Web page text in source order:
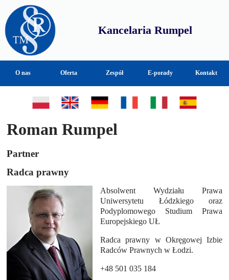
Kancelaria Rumpel
O nas Oferta Zespół E-porady Kontakt
Roman Rumpel
Partner
Radca prawny
Absolwent Wydziału Prawa
Uniwersytetu Łódzkiego oraz
Podyplomowego Studium Prawa
Europejskiego UŁ
Radca prawny w Okręgowej Izbie
Radców Prawnych w Łodzi.
+48 501 035 184